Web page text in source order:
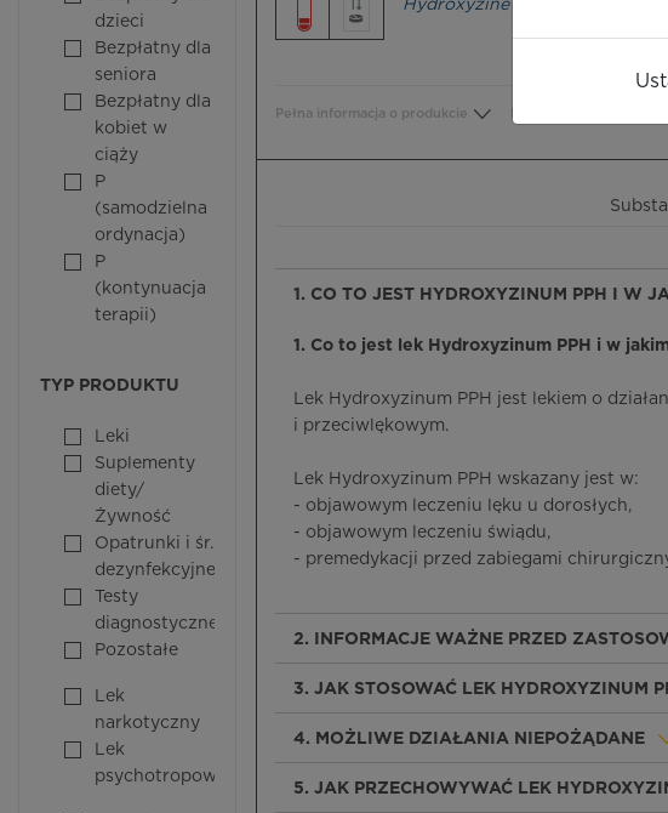
dzieci
Bezpłatny dla
seniora
Bezpłatny dla
kobiet w
ciąży
P
(samodzielna
ordynacja)
P
(kontynuacja
terapii)
TYP PRODUKTU
Leki
Suplementy
diety/
Żywność
Opatrunki i śr.
dezynfekcyjne
Testy
diagnostyczne
Pozostałe
Lek
narkotyczny
Lek
psychotropowy
Hydroxyzine hydrochloride
Pełna informacja o produkcie
1. CO TO JEST HYDROXYZINUM PPH I W
1. Co to jest lek Hydroxyzinum PPH i w
Lek Hydroxyzinum PPH jest lekiem o
i przeciwlękowym.
Lek Hydroxyzinum PPH wskazany jest w:
- objawowym leczeniu lęku u dorosłych,
- objawowym leczeniu świądu,
- premedykacji przed zabiegami
2. INFORMACJE WAŻNE PRZED
3. JAK STOSOWAĆ LEK HYDROXYZINUM
4. MOŻLIWE DZIAŁANIA NIEPOŻĄDANE
5. JAK PRZECHOWYWAĆ LEK